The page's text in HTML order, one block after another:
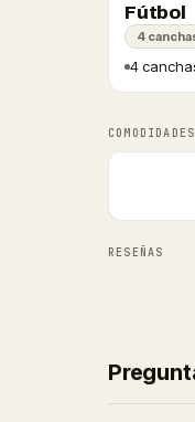
Fútbol
4
4
COMODIDADES
RESEÑAS